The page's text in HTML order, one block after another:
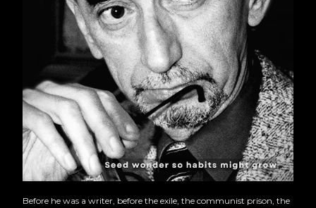
Before he was a writer, before the exile, the communist prison, the